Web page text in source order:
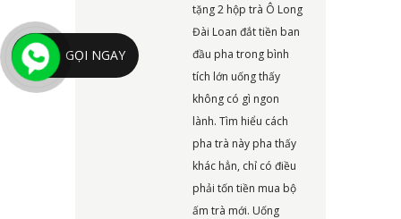
tặng 2 hộp trà Ô Long
Đài Loan đắt tiền ban
đầu pha trong bình
tích lớn uống thấy
không có gì ngon
lành. Tìm hiểu cách
pha trà này pha thấy
khác hẳn, chỉ có điều
phải tốn tiền mua bộ
ấm trà mới. Uống
GỌI NGAY